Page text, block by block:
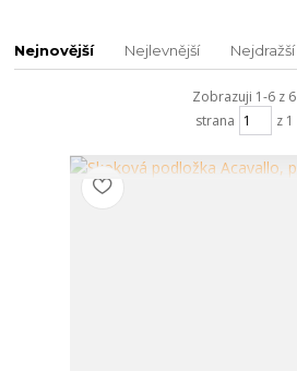
Nejnovější Nejlevnější Nejdražší
Zobrazuji 1-6 z 6
strana
z 1